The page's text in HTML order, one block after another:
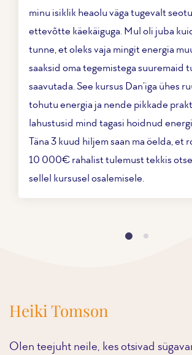
minu isiklik heaolu väga tugevalt
ettevõtte käekäiguga. Mul oli juba
tunne, et oleks vaja mingit energia
saaksid oma tegemistega suuremaid
saavutada. See kursus Dan’iga ühes
tohutu energia ja nende pikkade
lahustusid mind tagasi hoidnud
Täna 3 kuud hiljem saan ma öelda, et
10 000€ rahalist tulemust tekkis
sellel kursusel osalemisele.
Heiki Tomson
Olen teejuht neile, kes otsivad